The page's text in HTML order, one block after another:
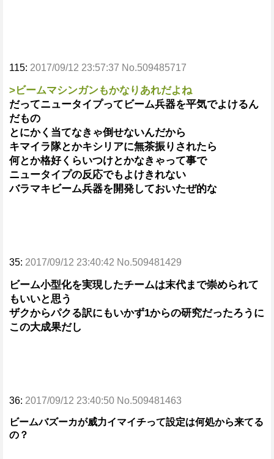
115: 2017/09/12 23:57:37 No.509485717
>ビームマシンガンもかなりあれだよね
だってニュータイプってビーム兵器を平気でよけるん
だもの
とにかく当てなきゃ倒せないんだから
キマイラ隊とかキシリアに無茶振りされたら
何とか格好くらいつけとかなきゃって事で
ニュータイプの反応でもよけきれない
バラマキビーム兵器を開発しておいたぜ的な
35: 2017/09/12 23:40:42 No.509481429
ビーム小型化を実現したチームは末代まで崇められて
もいいと思う
ザクからパクる訳にもいかず1からの研究だったろうに
この大成果だし
36: 2017/09/12 23:40:50 No.509481463
ビームバズーカが威力イマイチって設定は何処から来てる
の？